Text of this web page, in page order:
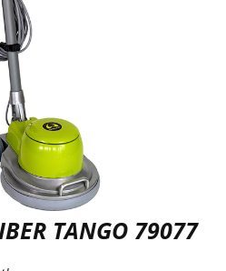
TANGO 79077